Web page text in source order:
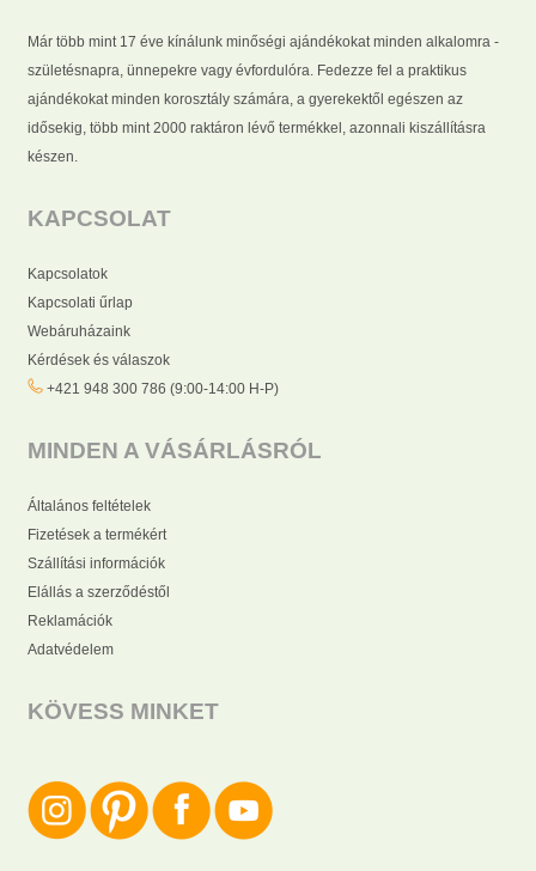
Már több mint 17 éve kínálunk minőségi ajándékokat minden alkalomra -
születésnapra, ünnepekre vagy évfordulóra. Fedezze fel a praktikus
ajándékokat minden korosztály számára, a gyerekektől egészen az
idősekig, több mint 2000 raktáron lévő termékkel, azonnali kiszállításra
készen.
KAPCSOLAT
Kapcsolatok
Kapcsolati űrlap
Webáruházaink
Kérdések és válaszok
+421 948 300 786 (9:00-14:00 H-P)
MINDEN A VÁSÁRLÁSRÓL
Általános feltételek
Fizetések a termékért
Szállítási információk
Elállás a szerződéstől
Reklamációk
Adatvédelem
KÖVESS MINKET